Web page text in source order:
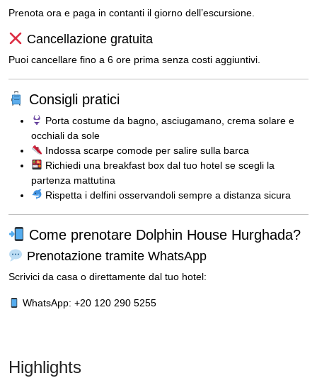
Prenota ora e paga in contanti il giorno dell’escursione.
Cancellazione gratuita
Puoi cancellare fino a 6 ore prima senza costi aggiuntivi.
Consigli pratici
Porta costume da bagno, asciugamano, crema solare e
occhiali da sole
Indossa scarpe comode per salire sulla barca
Richiedi una breakfast box dal tuo hotel se scegli la
partenza mattutina
Rispetta i delfini osservandoli sempre a distanza sicura
Come prenotare Dolphin House Hurghada?
Prenotazione tramite WhatsApp
Scrivici da casa o direttamente dal tuo hotel:
WhatsApp: +20 120 290 5255
Highlights